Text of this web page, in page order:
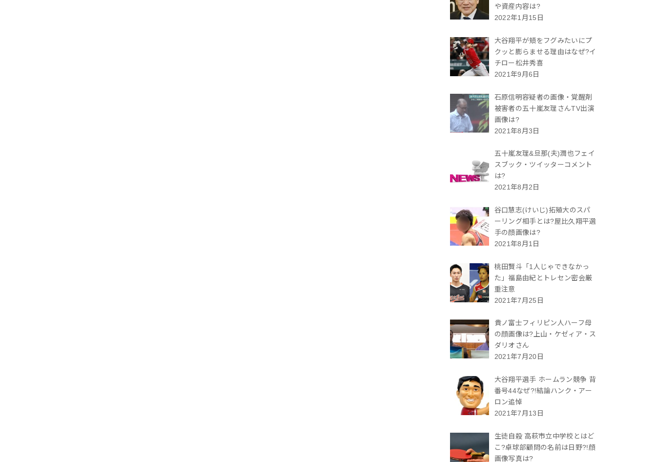
や資産内容は?
2022年1月15日
大谷翔平が頬をフグみたいにプ
クッと膨らませる理由はなぜ?イ
チロー松井秀喜
2021年9月6日
石原信明容疑者の画像・覚醒剤
被害者の五十嵐友理さんTV出演
画像は?
2021年8月3日
五十嵐友理&旦那(夫)潤也フェイ
スブック・ツイッターコメント
は?
2021年8月2日
谷口慧志(けいじ)拓殖大のスパ
ーリング相手とは?屋比久翔平選
手の顔画像は?
2021年8月1日
桃田賢斗「1人じゃできなかっ
た」福島由紀とトレセン密会厳
重注意
2021年7月25日
貴ノ富士フィリピン人ハーフ母
の顔画像は?上山・ケゼィア・ス
ダリオさん
2021年7月20日
大谷翔平選手 ホームラン競争 背
番号44なぜ?!結論ハンク・アー
ロン追悼
2021年7月13日
生徒自殺 高萩市立中学校とはど
こ?卓球部顧問の名前は日野?!顔
画像写真は?